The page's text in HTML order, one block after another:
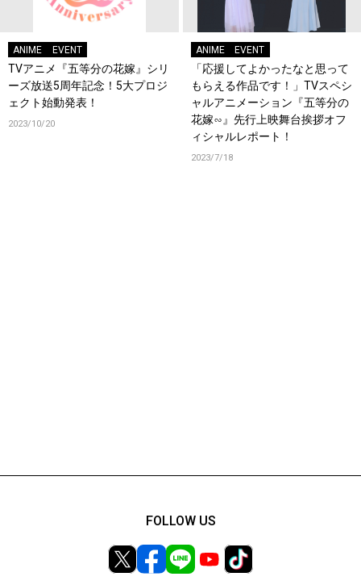
ANIME EVENT
TVアニメ『五等分の花嫁』シリ
ーズ放送5周年記念！5大プロジ
ェクト始動発表！
2023/10/20
ANIME EVENT
「応援してよかったなと思って
もらえる作品です！」TVスペシ
ャルアニメーション『五等分の
花嫁∽』先行上映舞台挨拶オフ
ィシャルレポート！
2023/7/18
FOLLOW US